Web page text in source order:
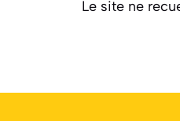
Le site ne